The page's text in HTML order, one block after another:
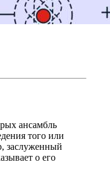
ансамбль
того или
заслуженный
о его